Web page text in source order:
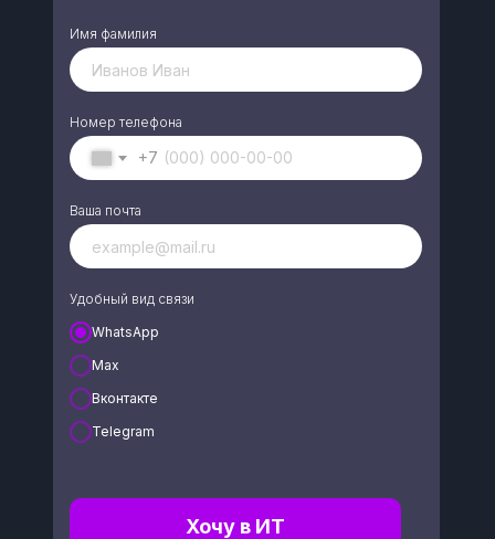
Имя фамилия
Номер телефона
+7
Ваша почта
Удобный вид связи
WhatsApp
Max
Вконтакте
Telegram
Хочу в ИТ